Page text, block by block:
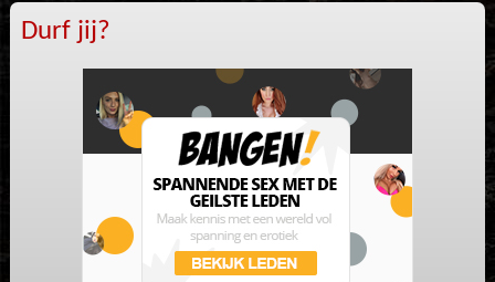
Durf jij?